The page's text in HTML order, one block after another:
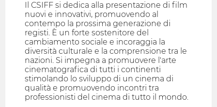
Il CSIFF si dedica alla presentazione di film
nuovi e innovativi, promuovendo al
contempo la prossima generazione di
registi. È un forte sostenitore del
cambiamento sociale e incoraggia la
diversità culturale e la comprensione tra le
nazioni. Si impegna a promuovere l'arte
cinematografica di tutti i continenti
stimolando lo sviluppo di un cinema di
qualità e promuovendo incontri tra
professionisti del cinema di tutto il mondo.